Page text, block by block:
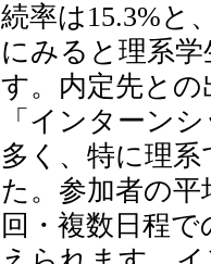
続率は15.3%と
にみると理系
す。内定先と
「インターン
多く、特に理
た。参加者の平
回・複数日程